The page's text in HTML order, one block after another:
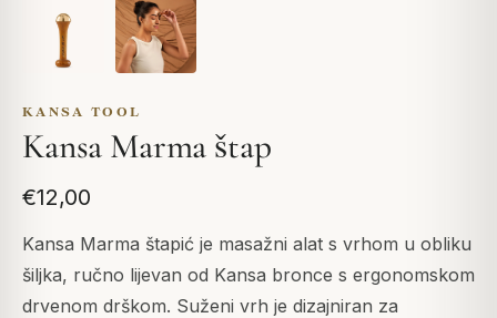
KANSA TOOL
Kansa Marma štap
€12,00
Kansa Marma štapić je masažni alat s vrhom u obliku
šiljka, ručno lijevan od Kansa bronce s ergonomskom
drvenom drškom. Suženi vrh je dizajniran za